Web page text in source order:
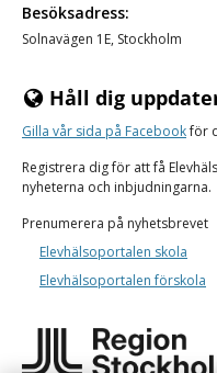
Besöksadress:
Solnavägen 1E, Stockholm
Håll dig
Gilla vår sida på Facebookför
Registrera dig för att få
nyheterna och inbjudningarna.
Prenumerera på nyhetsbrevet
Elevhälsoportalen skola
Elevhälsoportalen förskola